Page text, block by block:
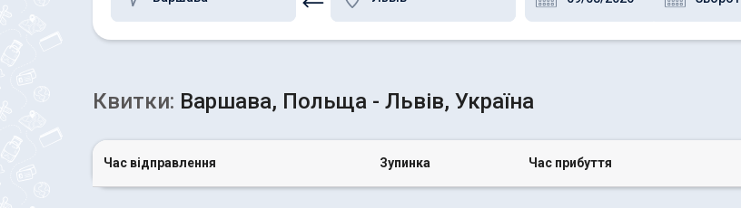
Квитки: Варшава, Польща - Львів, Україна
Час відправлення Зупинка Час прибуття